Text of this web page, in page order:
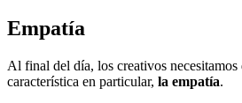
Empatía
Al final del día, los creativos necesitamos
característica en particular, la empatía.